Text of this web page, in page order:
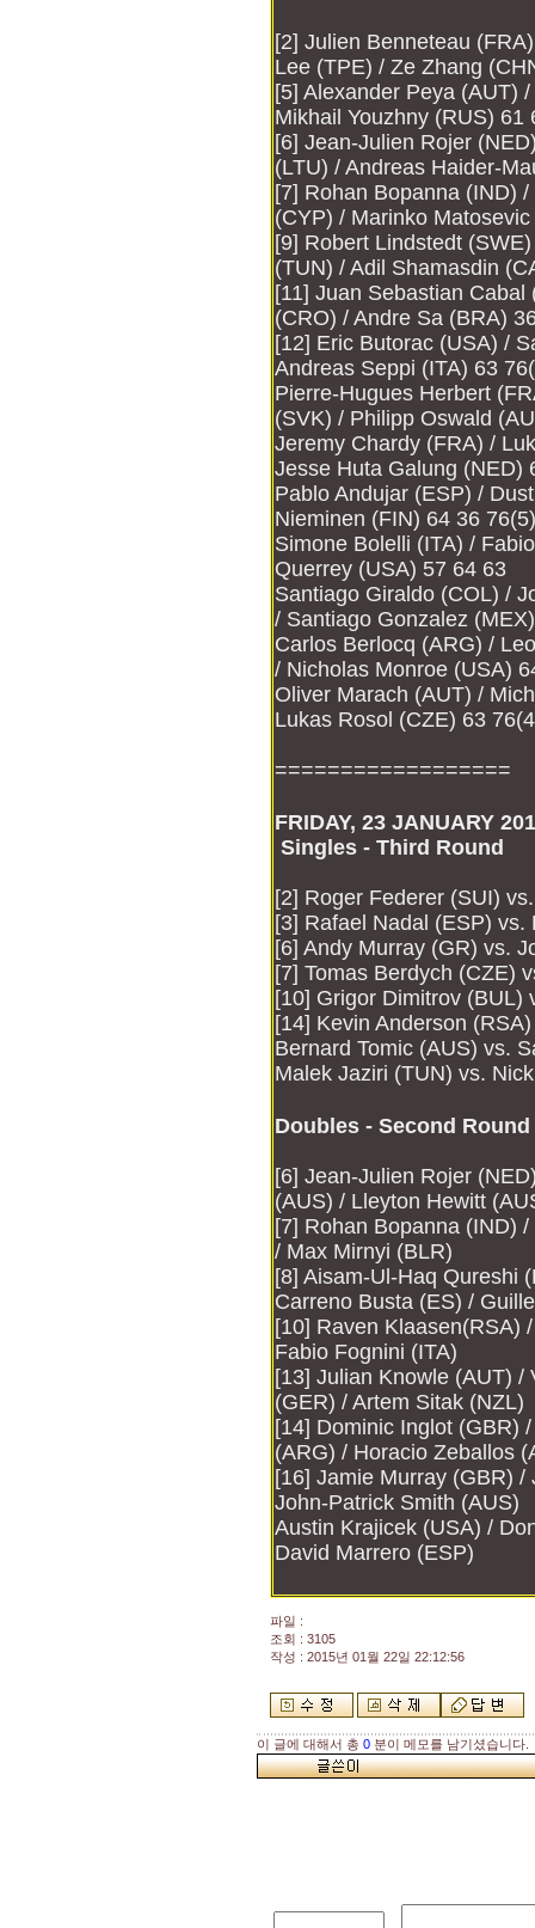
[2] Julien Benneteau
Lee (TPE) / Ze Zhang
[5] Alexander Peya (AUT)
Mikhail Youzhny (RUS) 61
[6] Jean-Julien Rojer
(LTU) / Andreas Haider-
[7] Rohan Bopanna (IND)
(CYP) / Marinko
[9] Robert Lindstedt
(TUN) / Adil Shamasdin
[11] Juan Sebastian
(CRO) / Andre Sa (BRA)
[12] Eric Butorac (USA) /
Andreas Seppi (ITA) 63
Pierre-Hugues Herbert
(SVK) / Philipp Oswald
Jeremy Chardy (FRA) /
Jesse Huta Galung (NED)
Pablo Andujar (ESP) /
Nieminen (FIN) 64 36 76(5)
Simone Bolelli (ITA) /
Querrey (USA) 57 64 63
Santiago Giraldo (COL) /
/ Santiago Gonzalez
Carlos Berlocq (ARG) /
/ Nicholas Monroe (USA)
Oliver Marach (AUT) /
Lukas Rosol (CZE) 63
==================
FRIDAY, 23 JANUARY
Singles - Third Round
[2] Roger Federer (SUI)
[3] Rafael Nadal (ESP) vs.
[6] Andy Murray (GR) vs.
[7] Tomas Berdych (CZE)
[10] Grigor Dimitrov (BUL)
[14] Kevin Anderson
Bernard Tomic (AUS) vs.
Malek Jaziri (TUN) vs.
Doubles - Second Round
[6] Jean-Julien Rojer
(AUS) / Lleyton Hewitt
[7] Rohan Bopanna (IND)
/ Max Mirnyi (BLR)
[8] Aisam-Ul-Haq Qureshi
Carreno Busta (ES) /
[10] Raven Klaasen(RSA)
Fabio Fognini (ITA)
[13] Julian Knowle (AUT)
(GER) / Artem Sitak (NZL)
[14] Dominic Inglot (GBR)
(ARG) / Horacio Zeballos
[16] Jamie Murray (GBR)
John-Patrick Smith (AUS)
Austin Krajicek (USA) /
David Marrero (ESP)
파일 :
조회 : 3105
작성 : 2015년 01월 22일 22:12:56
이 글에 대해서 총 0 분이 메모를 남기셨습니다.